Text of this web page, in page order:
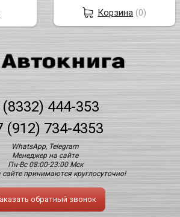
(8332) 444-353
(912) 734-4353
WhatsApp, Telegram
Менеджер на сайте
Пн-Вс 08:00-23:00 Мск
сайте принимаются круглосуточно!
обратный звонок
Корзина (0)